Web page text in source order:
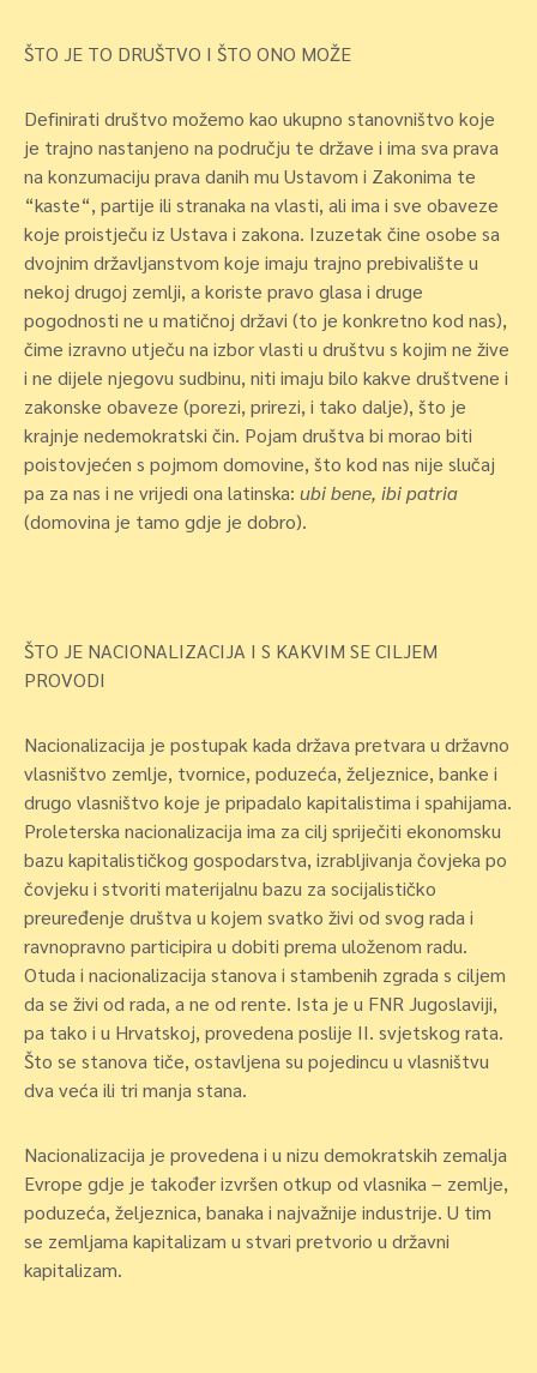
ŠTO JE TO DRUŠTVO I ŠTO ONO MOŽE
Definirati društvo možemo kao ukupno stanovništvo koje
je trajno nastanjeno na području te države i ima sva prava
na konzumaciju prava danih mu Ustavom i Zakonima te
“kaste“, partije ili stranaka na vlasti, ali ima i sve obaveze
koje proistječu iz Ustava i zakona. Izuzetak čine osobe sa
dvojnim državljanstvom koje imaju trajno prebivalište u
nekoj drugoj zemlji, a koriste pravo glasa i druge
pogodnosti ne u matičnoj državi (to je konkretno kod nas),
čime izravno utječu na izbor vlasti u društvu s kojim ne žive
i ne dijele njegovu sudbinu, niti imaju bilo kakve društvene i
zakonske obaveze (porezi, prirezi, i tako dalje), što je
krajnje nedemokratski čin. Pojam društva bi morao biti
poistovjećen s pojmom domovine, što kod nas nije slučaj
pa za nas i ne vrijedi ona latinska: ubi bene, ibi patria
(domovina je tamo gdje je dobro).
ŠTO JE NACIONALIZACIJA I S KAKVIM SE CILJEM
PROVODI
Nacionalizacija je postupak kada država pretvara u državno
vlasništvo zemlje, tvornice, poduzeća, željeznice, banke i
drugo vlasništvo koje je pripadalo kapitalistima i spahijama.
Proleterska nacionalizacija ima za cilj spriječiti ekonomsku
bazu kapitalističkog gospodarstva, izrabljivanja čovjeka po
čovjeku i stvoriti materijalnu bazu za socijalističko
preuređenje društva u kojem svatko živi od svog rada i
ravnopravno participira u dobiti prema uloženom radu.
Otuda i nacionalizacija stanova i stambenih zgrada s ciljem
da se živi od rada, a ne od rente. Ista je u FNR Jugoslaviji,
pa tako i u Hrvatskoj, provedena poslije II. svjetskog rata.
Što se stanova tiče, ostavljena su pojedincu u vlasništvu
dva veća ili tri manja stana.
Nacionalizacija je provedena i u nizu demokratskih zemalja
Evrope gdje je također izvršen otkup od vlasnika – zemlje,
poduzeća, željeznica, banaka i najvažnije industrije. U tim
se zemljama kapitalizam u stvari pretvorio u državni
kapitalizam.